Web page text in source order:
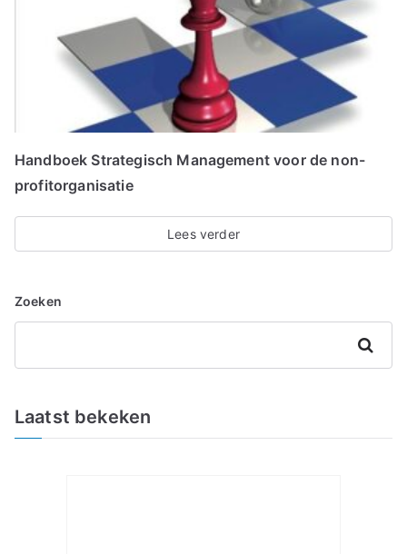
Handboek Strategisch Management voor de non-
profitorganisatie
Lees verder
Zoeken
Zoeken
Laatst bekeken